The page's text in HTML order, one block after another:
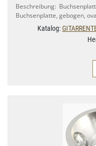
Beschreibung:
Buchsenplatte, gebogen,
Katalog: